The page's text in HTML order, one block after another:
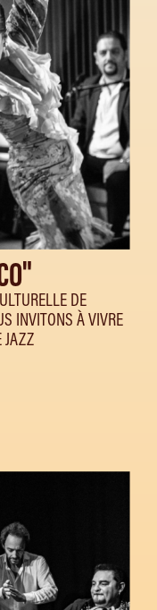
DE
INVITONS À VIVRE
JAZZ